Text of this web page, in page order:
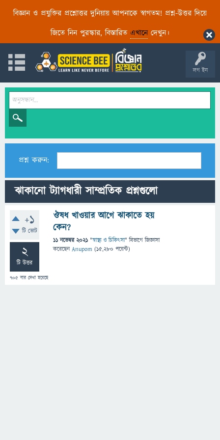
বিজ্ঞান ও প্রযুক্তির প্রশ্নোত্তর দুনিয়ায় আপনাকে স্বাগতম! প্রশ্ন-উত্তর দিয়ে
জিতে নিন পুরস্কার, বিস্তারিত এখানেদেখুন।
লগ ইন
প্রশ্ন করুন:
ঝাকানো ট্যাগধারী সাম্প্রতিক প্রশ্নগুলো
+1
টি ভোট
2
টি উত্তর
705 বার দেখা হয়েছে
ঔষধ খাওয়ার আগে ঝাকাতে হয়
কেন?
11 নভেম্বর 2021 "স্বাস্থ্য ও চিকিৎসা" বিভাগে জিজ্ঞাসা
করেছেনAnupom (15,280 পয়েন্ট)